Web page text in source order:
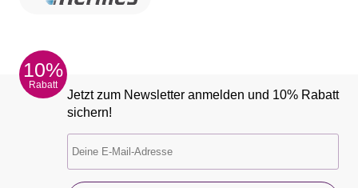
10%
Rabatt
Jetzt zum Newsletter anmelden und 10% Rabatt
sichern!